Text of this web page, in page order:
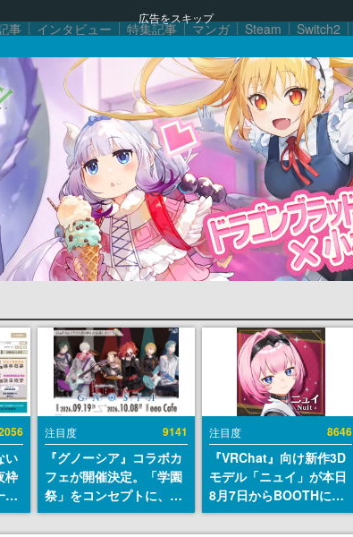
広告をスキップ
事 インタビュー 特集記事 マンガ Steam Switch2
い
枠
部
物
含
注目度 9141
『グノーシア』コラボカ
フェが開催決定。「学園
祭」をコンセプトに、模
擬店やセツやSQ、ラキオ
たちが学祭バンドを楽し
注目度 8646
『VRChat』向け新作3D
モデル「ニュイ」が本日
8月7日からBOOTHにて
発売。瞳に光る星や感情
豊かな表情が、小悪魔か